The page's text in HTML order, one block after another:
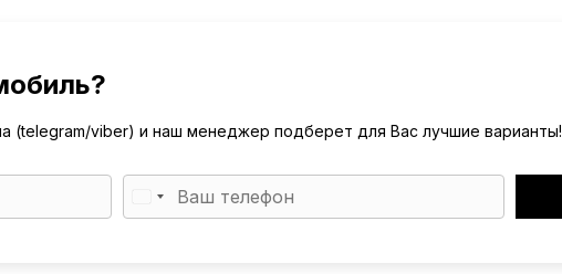
(telegram/viber) и наш менеджер подберет для Вас лучшие варианты!